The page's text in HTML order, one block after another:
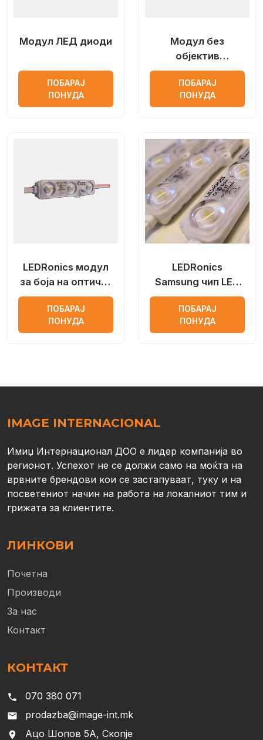
Модул ЛЕД диоди
ПОБАРАЈ
ПОНУДА
Модул без
објектив
LEDRonics со
Samsung лед чип
ПОБАРАЈ
ПОНУДА
LEDRonics модул
за боја на оптички
леќи
ПОБАРАЈ
ПОНУДА
LEDRonics
Samsung чип LED
модул со објектив
ПОБАРАЈ
ПОНУДА
IMAGE INTERNACIONAL
Имиџ Интернационал ДОО е лидер компанија во
регионот. Успехот не се должи само на моќта на
врвните брендови кои се застапуваат, туку и на
посветениот начин на работа на локалниот тим и
грижата за клиентите.
ЛИНКОВИ
Почетна
Производи
За нас
Контакт
КОНТАКТ
phone 070 380 071
email prodazba@image-int.mk
location_on Ацо Шопов 5А, Скопје